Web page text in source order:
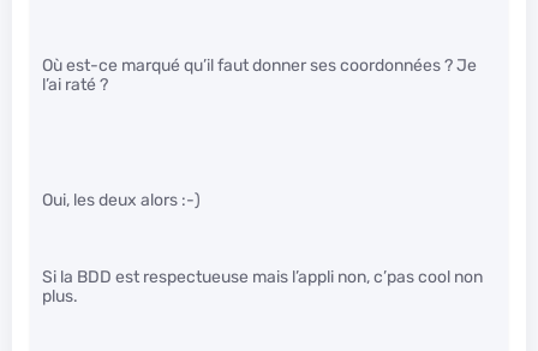
Où est-ce marqué qu’il faut donner ses coordonnées ? Je
l’ai raté ?
Oui, les deux alors :-)
Si la BDD est respectueuse mais l’appli non, c’pas cool non
plus.